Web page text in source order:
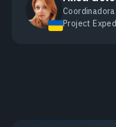
está listo para ser
Project